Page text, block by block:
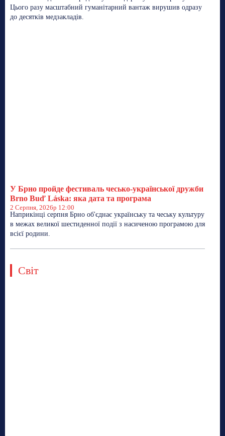
Цього разу масштабний гуманітарний вантаж вирушив одразу
до десятків медзакладів.
У Брно пройде фестиваль чесько-української дружби
Brno Buď Láska: яка дата та програма
2 Серпня, 2026р 12:00
Наприкінці серпня Брно об'єднає українську та чеську культуру
в межах великої шестиденної події з насиченою програмою для
всієї родини.
Світ